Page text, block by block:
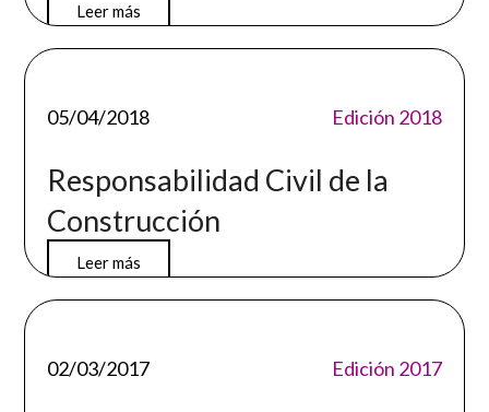
Leer más
05/04/2018 Edición 2018
Responsabilidad Civil de la
Construcción
Leer más
02/03/2017 Edición 2017